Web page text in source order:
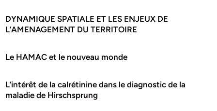
DYNAMIQUE SPATIALE ET LES ENJEUX DE
L’AMENAGEMENT DU TERRITOIRE
Le HAMAC et le nouveau monde
L’intérêt de la calrétinine dans le diagnostic de la
maladie de Hirschsprung